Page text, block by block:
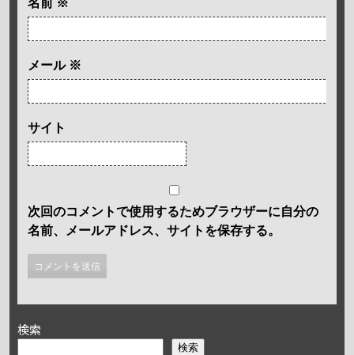
名前 ※
メール ※
サイト
次回のコメントで使用するためブラウザーに自分の
名前、メールアドレス、サイトを保存する。
検索
検索